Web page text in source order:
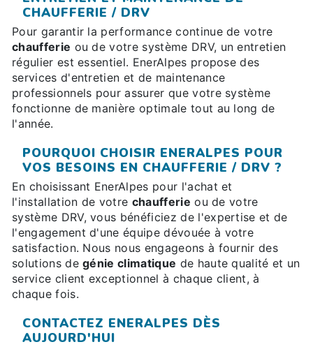
CHAUFFERIE / DRV
Pour garantir la performance continue de votre
chaufferie ou de votre système DRV, un entretien
régulier est essentiel. EnerAlpes propose des
services d'entretien et de maintenance
professionnels pour assurer que votre système
fonctionne de manière optimale tout au long de
l'année.
POURQUOI CHOISIR ENERALPES POUR
VOS BESOINS EN CHAUFFERIE / DRV ?
En choisissant EnerAlpes pour l'achat et
l'installation de votre chaufferie ou de votre
système DRV, vous bénéficiez de l'expertise et de
l'engagement d'une équipe dévouée à votre
satisfaction. Nous nous engageons à fournir des
solutions degénie climatique de haute qualité et un
service client exceptionnel à chaque client, à
chaque fois.
CONTACTEZ ENERALPES DÈS
AUJOURD'HUI